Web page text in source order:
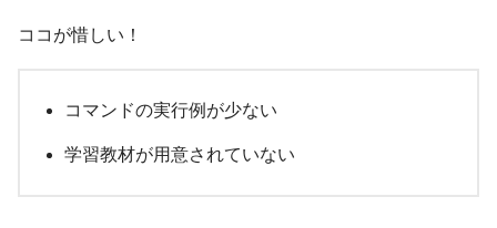
ココが惜しい！
コマンドの実行例が少ない
学習教材が用意されていない